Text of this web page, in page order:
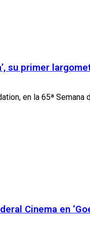
su primer
en la 65ª Semana
Cinema en